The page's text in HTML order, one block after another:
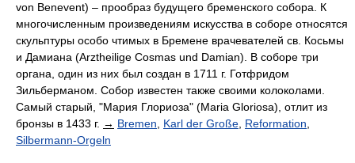
von Benevent) – прообраз будущего бременского собора. К
многочисленным произведениям искусства в соборе относятся
скульптуры особо чтимых в Бремене врачевателей св. Косьмы
и Дамиана (Arztheilige Cosmas und Damian). В соборе три
органа, один из них был создан в 1711 г. Готфридом
Зильберманом. Собор известен также своими колоколами.
Самый старый, "Мария Глориоза" (Maria Gloriosa), отлит из
бронзы в 1433 г. → Bremen Karl der Große Reformation
Silbermann-Orgeln